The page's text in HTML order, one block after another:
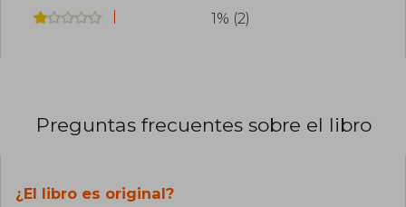
1% (2)
Preguntas frecuentes sobre el libro
¿El libro es original?